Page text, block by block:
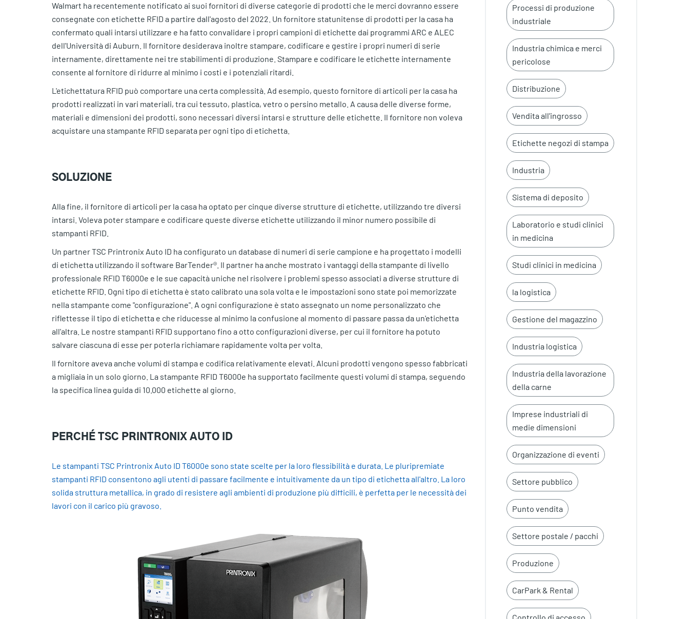
Walmart ha recentemente notificato ai suoi fornitori di diverse categorie di prodotti che le merci dovranno essere
consegnate con etichette RFID a partire dall'agosto del 2022. Un fornitore statunitense di prodotti per la casa ha
confermato quali intarsi utilizzare e ha fatto convalidare i propri campioni di etichette dai programmi ARC e ALEC
dell'Università di Auburn. Il fornitore desiderava inoltre stampare, codificare e gestire i propri numeri di serie
internamente, direttamente nei tre stabilimenti di produzione. Stampare e codificare le etichette internamente
consente al fornitore di ridurre al minimo i costi e i potenziali ritardi.
L'etichettatura RFID può comportare una certa complessità. Ad esempio, questo fornitore di articoli per la casa ha
prodotti realizzati in vari materiali, tra cui tessuto, plastica, vetro o persino metallo. A causa delle diverse forme,
materiali e dimensioni dei prodotti, sono necessari diversi intarsi e strutture delle etichette. Il fornitore non voleva
acquistare una stampante RFID separata per ogni tipo di etichetta.
SOLUZIONE
Alla fine, il fornitore di articoli per la casa ha optato per cinque diverse strutture di etichette, utilizzando tre diversi
intarsi. Voleva poter stampare e codificare queste diverse etichette utilizzando il minor numero possibile di
stampanti RFID.
Un partner TSC Printronix Auto ID ha configurato un database di numeri di serie campione e ha progettato i modelli
di etichetta utilizzando il software BarTender®. Il partner ha anche mostrato i vantaggi della stampante di livello
professionale RFID T6000e e le sue capacità uniche nel risolvere i problemi spesso associati a diverse strutture di
etichette RFID. Ogni tipo di etichetta è stato calibrato una sola volta e le impostazioni sono state poi memorizzate
nella stampante come "configurazione". A ogni configurazione è stato assegnato un nome personalizzato che
riflettesse il tipo di etichetta e che riducesse al minimo la confusione al momento di passare passa da un'etichetta
all'altra. Le nostre stampanti RFID supportano fino a otto configurazioni diverse, per cui il fornitore ha potuto
salvare ciascuna di esse per poterla richiamare rapidamente volta per volta.
Il fornitore aveva anche volumi di stampa e codifica relativamente elevati. Alcuni prodotti vengono spesso fabbricati
a migliaia in un solo giorno. La stampante RFID T6000e ha supportato facilmente questi volumi di stampa, seguendo
la specifica linea guida di 10.000 etichette al giorno.
PERCHÉ TSC PRINTRONIX AUTO ID
Le stampanti TSC Printronix Auto ID T6000e sono state scelte per la loro flessibilità e durata. Le pluripremiate
stampanti RFID consentono agli utenti di passare facilmente e intuitivamente da un tipo di etichetta all'altro. La loro
solida struttura metallica, in grado di resistere agli ambienti di produzione più difficili, è perfetta per le necessità dei
lavori con il carico più gravoso.
Processi di produzione
industriale
Industria chimica e merci
pericolose
Distribuzione
Vendita all'ingrosso
Etichette negozi di stampa
Industria
Sistema di deposito
Laboratorio e studi clinici
in medicina
Studi clinici in medicina
la logistica
Gestione del magazzino
Industria logistica
Industria della lavorazione
della carne
Imprese industriali di
medie dimensioni
Organizzazione di eventi
Settore pubblico
Punto vendita
Settore postale / pacchi
Produzione
CarPark & Rental